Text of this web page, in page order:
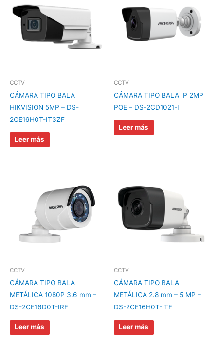
CCTV
CÁMARA TIPO BALA
HIKVISION 5MP – DS-
2CE16H0T-IT3ZF
Leer más
CCTV
CÁMARA TIPO BALA IP 2MP
POE – DS-2CD1021-I
Leer más
CCTV
CÁMARA TIPO BALA
METÁLICA 1080P 3.6 mm –
DS-2CE16D0T-IRF
Leer más
CCTV
CÁMARA TIPO BALA
METÁLICA 2.8 mm – 5 MP –
DS-2CE16H0T-ITF
Leer más